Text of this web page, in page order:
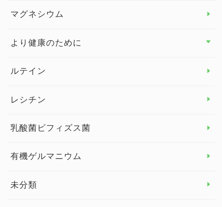
ビタミンE
マグネシウム
より健康のために
より健康のために トップ
眼の健康
睡眠
ルテイン
レシチン
乳酸菌ビフィズス菌
有機ゲルマニウム
未分類